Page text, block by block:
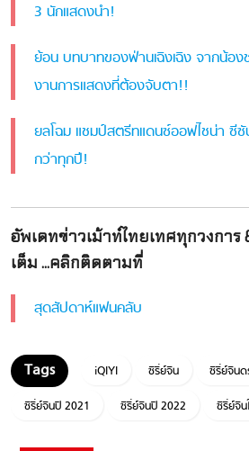
3 นักแสดงนำ!
ย้อน บทบาทของฟ่านเฉิงเฉิง จากน้อ
งานการแสดงที่ต้องจับตา!!
ยลโฉม แชมป์สตรีทแดนซ์ออฟไชน่า ซี
กว่าทุกปี!
อัพเดทข่าวเม้าท์ไทยเทศทุกวงการ
เต็ม ...คลิกติดตามที่
สุดสัปดาห์แฟนคลับ
iQIYI ซีรี่ย์จีน ซีรี่ย์จีนด
ซีรี่ย์จีนปี 2021
ซีรี่ย์จีนปี 2022 ซีรี่ย์จี